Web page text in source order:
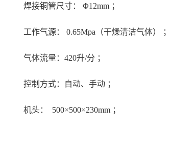
焊接铜管尺寸： Φ12mm ；
工作气源： 0.65Mpa（干燥清洁气体） ；
气体流量：420升/分 ；
控制方式：自动、手动 ；
机头： 500×500×230mm ；